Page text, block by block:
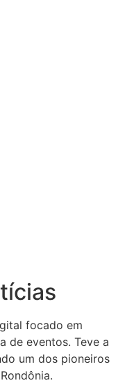
focado em
de eventos. Teve a
um dos pioneiros